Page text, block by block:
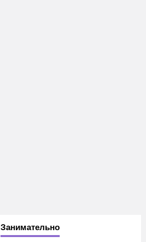
Занимательно